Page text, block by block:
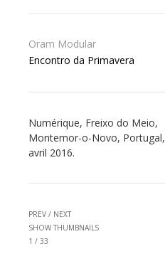
Oram Modular
Encontro da Primavera
Numérique, Freixo do Meio,
Montemor-o-Novo, Portugal,
avril 2016.
PREV / NEXT
SHOW THUMBNAILS
1 / 33